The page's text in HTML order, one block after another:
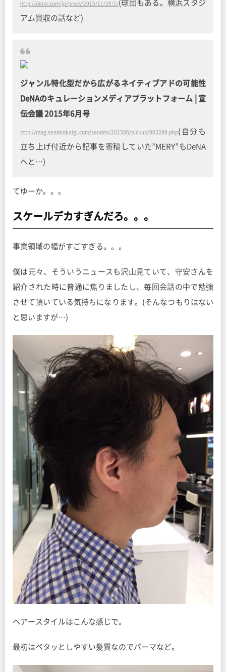
http://dena.com/jp/press/2015/11/20/1/(球団もある。横浜スタジ
アム買収の話など)
ジャンル特化型だから広がるネイティブアドの可能性
DeNAのキュレーションメディアプラットフォーム | 宣
伝会議 2015年6月号
http://mag.sendenkaigi.com/senden/201506/pickup/005289.php(自分も
立ち上げ付近から記事を寄稿していた”MERY”もDeNA
へと…)
てゆーか。。。
スケールデカすぎんだろ。。。
事業領域の幅がすごすぎる。。。
僕は元々、そういうニュースも沢山見ていて、守安さんを
紹介された時に普通に焦りましたし、毎回会話の中で勉強
させて頂いている気持ちになります。(そんなつもりはない
と思いますが…)
ヘアースタイルはこんな感じで。
最初はペタッとしやすい髪質なのでパーマなど。